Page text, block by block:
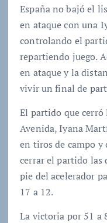
España no bajó el
en ataque con una
controlando el
repartiendo juego.
en ataque y la
vivir un final de
El partido que cerró
Avenida, Iyana
en tiros de campo y
cerrar el partido las
pie del acelerador
17 a 12.
La victoria por 51 a